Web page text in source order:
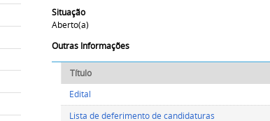
Situação
Aberto(a)
Outras Informações
Título
Edital
Lista de deferimento de candidaturas